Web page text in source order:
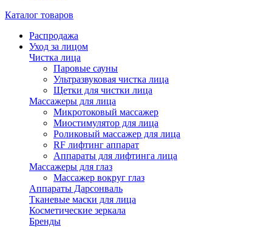
Каталог товаров
Распродажа
Уход за лицом
Чистка лица
Паровые сауны
Ультразвуковая чистка лица
Щетки для чистки лица
Массажеры для лица
Микротоковый массажер
Миостимулятор для лица
Роликовый массажер для лица
RF лифтинг аппарат
Аппараты для лифтинга лица
Массажеры для глаз
Массажер вокруг глаз
Аппараты Дарсонваль
Тканевые маски для лица
Косметические зеркала
Бренды